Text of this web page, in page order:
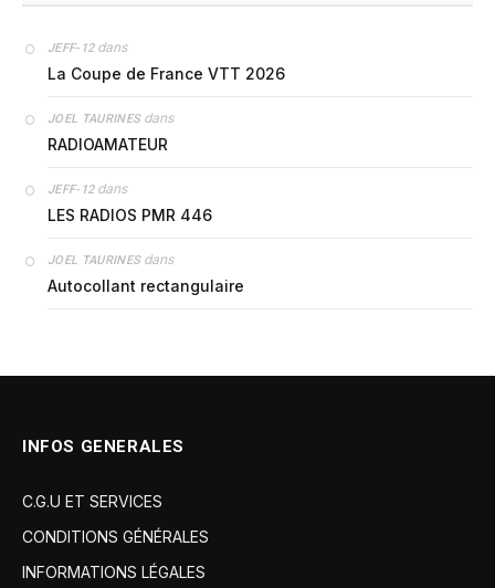
JEFF-12dans
La Coupe de France VTT 2026
JOEL TAURINESdans
RADIOAMATEUR
JEFF-12dans
LES RADIOS PMR 446
JOEL TAURINESdans
Autocollant rectangulaire
INFOS GENERALES
C.G.U ET SERVICES
CONDITIONS GÉNÉRALES
INFORMATIONS LÉGALES